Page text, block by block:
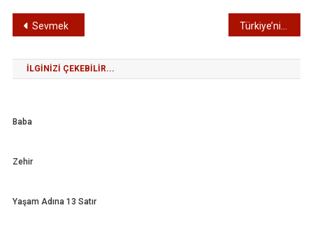
Yazı
gezinmesi
Sevmek
İLGINIZI ÇEKEBILIR...
Baba
Zehir
Yaşam Adına 13 Satır